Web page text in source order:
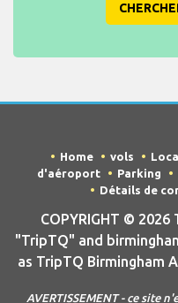
Home vols
d'aéroport
Parking
Détails de
COPYRIGHT ©
"TripTQ" and
as TripTQ Birmingham
AVERTISSEMENT - ce site